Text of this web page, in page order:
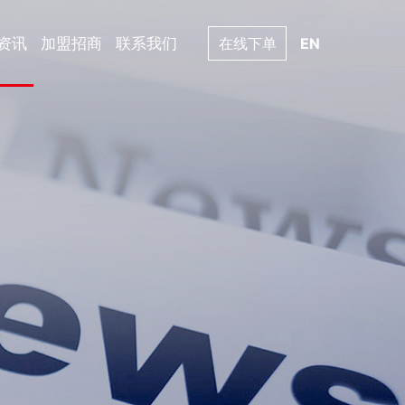
讯 加盟招商 联系我们 在线下单 EN